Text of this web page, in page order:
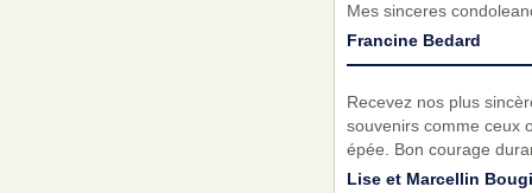
Mes sinceres
Francine Bedard
Recevez nos plus
souvenirs comme ceux
épée. Bon courage
Lise et Marcellin